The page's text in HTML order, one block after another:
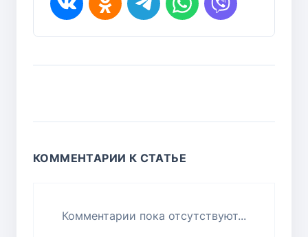
КОММЕНТАРИИ К СТАТЬЕ
Комментарии пока отсутствуют...